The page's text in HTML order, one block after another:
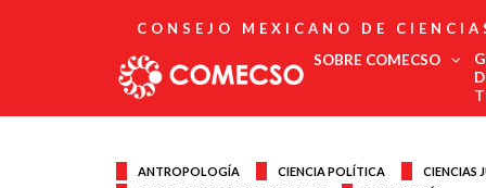
CONSEJO MEXICANO DE
SOBRE COMECSO
Asociados
ANTROPOLOGÍA CIENCIA POLÍTICA CIENCIAS